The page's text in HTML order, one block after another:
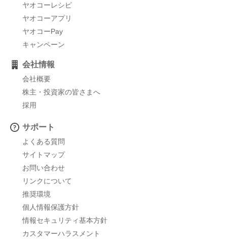
ヤオコーレシピ
ヤオコーアプリ
ヤオコーPay
キャンペーン
会社情報
会社概要
株主・投資家の皆さまへ
採用
サポート
よくある質問
サイトマップ
お問い合わせ
リンクについて
推奨環境
個人情報保護方針
情報セキュリティ基本方針
カスタマーハラスメント